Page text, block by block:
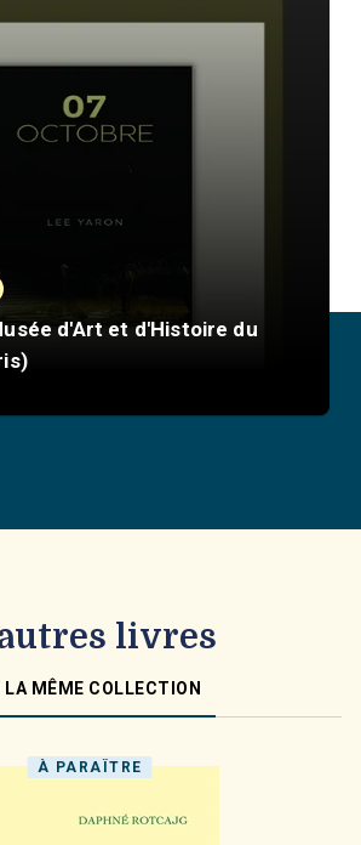
d'Art et d'Histoire du
livres
LA MÊME COLLECTION
À PARAÎTRE